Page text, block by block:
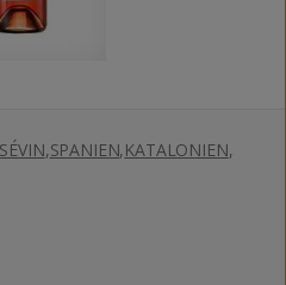
,SPANIEN,KATALONIEN,